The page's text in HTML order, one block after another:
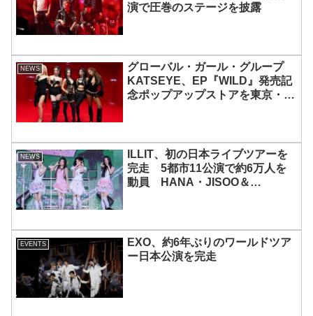
演で圧巻のステージを披露
NEWS
グローバル・ガール・グループ
KATSEYE、EP『WILD』発売記
念ポップアップストアを東京・原
NEWS
ILLIT、初の日本ライブツアーを
完走 5都市11公演で約6万人を
動員 HANA・JISOO＆
EVENTS
EXO、約6年ぶりのワールドツア
ー日本公演を完走